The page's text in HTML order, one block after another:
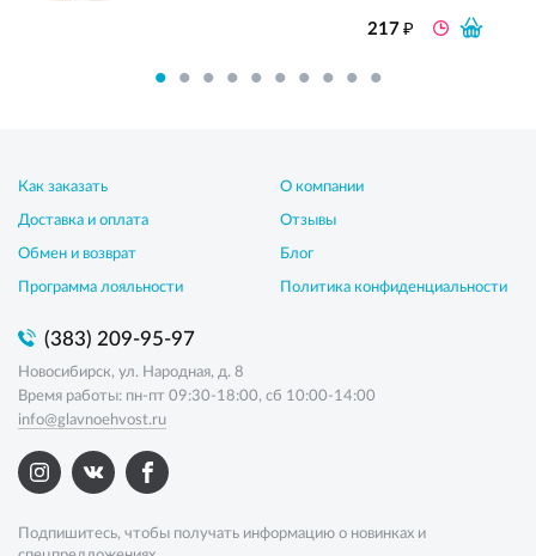
217₽
Как заказать
Доставка и оплата
Обмен и возврат
Программа лояльности
О компании
Отзывы
Блог
Политика конфиденциальности
(383) 209-95-97
Новосибирск, ул. Народная, д. 8
Время работы: пн-пт 09:30-18:00, сб 10:00-14:00
info@glavnoehvost.ru
Подпишитесь, чтобы получать информацию о новинках и